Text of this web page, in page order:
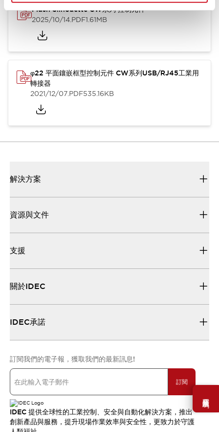
需要幫助嗎？
Flush Silhouette CW系列 控制元件
2025/10/14.PDF1.61MB
φ22 平面鑲嵌框型控制元件 CW系列USB/RJ45工業用
轉接器
2021/12/07.PDF535.16KB
解決方案
資源與文件
支援
關於IDEC
IDEC承諾
訂閱我們的電子報，獲取我們的最新訊息!
訂閱
IDEC 提供全球性的工業控制、安全與自動化解決方案，推出
創新產品與服務，提升現場作業效率與安全性，更致力於守護